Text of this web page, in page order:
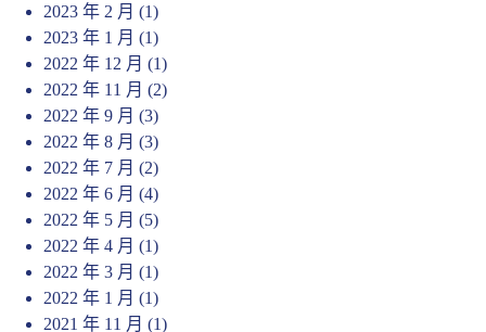
2023 年 2 月 (1)
2023 年 1 月 (1)
2022 年 12 月 (1)
2022 年 11 月 (2)
2022 年 9 月 (3)
2022 年 8 月 (3)
2022 年 7 月 (2)
2022 年 6 月 (4)
2022 年 5 月 (5)
2022 年 4 月 (1)
2022 年 3 月 (1)
2022 年 1 月 (1)
2021 年 11 月 (1)